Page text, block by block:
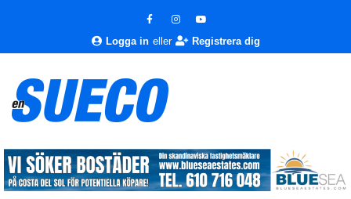
Logga in eller Registrera dig